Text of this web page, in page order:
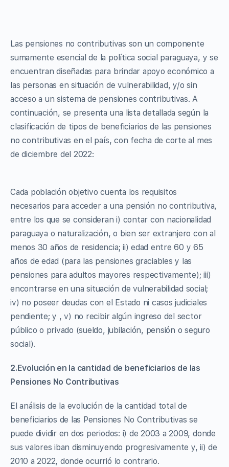
Las pensiones no contributivas son un componente
sumamente esencial de la política social paraguaya, y se
encuentran diseñadas para brindar apoyo económico a
las personas en situación de vulnerabilidad, y/o sin
acceso a un sistema de pensiones contributivas. A
continuación, se presenta una lista detallada según la
clasificación de tipos de beneficiarios de las pensiones
no contributivas en el país, con fecha de corte al mes
de diciembre del 2022:
Cada población objetivo cuenta los requisitos
necesarios para acceder a una pensión no contributiva,
entre los que se consideran i) contar con nacionalidad
paraguaya o naturalización, o bien ser extranjero con al
menos 30 años de residencia; ii) edad entre 60 y 65
años de edad (para las pensiones graciables y las
pensiones para adultos mayores respectivamente); iii)
encontrarse en una situación de vulnerabilidad social;
iv) no poseer deudas con el Estado ni casos judiciales
pendiente; y , v) no recibir algún ingreso del sector
público o privado (sueldo, jubilación, pensión o seguro
social).
2.Evolución en la cantidad de beneficiarios de las
Pensiones No Contributivas
El análisis de la evolución de la cantidad total de
beneficiarios de las Pensiones No Contributivas se
puede dividir en dos periodos: i) de 2003 a 2009, donde
sus valores iban disminuyendo progresivamente y, ii) de
2010 a 2022, donde ocurrió lo contrario.